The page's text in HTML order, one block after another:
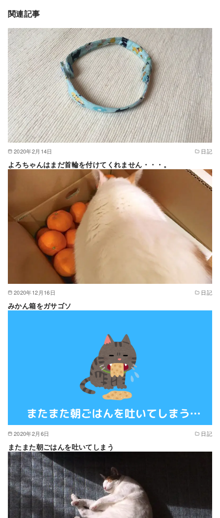
関連記事
2020年2月14日 日記
よろちゃんはまだ首輪を付けてくれません・・・。
2020年12月16日 日記
みかん箱をガサゴソ
2020年2月6日 日記
またまた朝ごはんを吐いてしまう